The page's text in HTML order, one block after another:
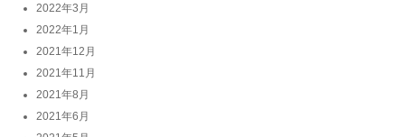
2022年3月
2022年1月
2021年12月
2021年11月
2021年8月
2021年6月